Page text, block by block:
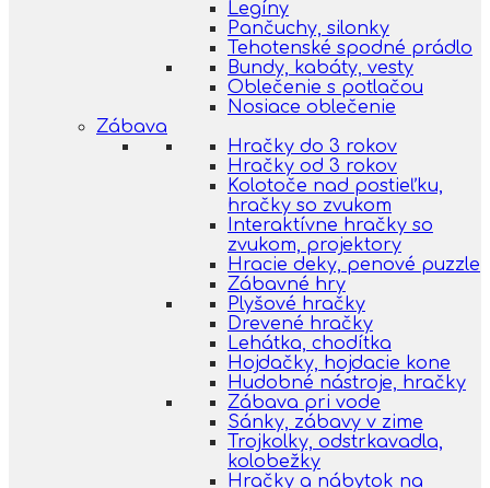
Legíny
Pančuchy, silonky
Tehotenské spodné prádlo
Bundy, kabáty, vesty
Oblečenie s potlačou
Nosiace oblečenie
Zábava
Hračky do 3 rokov
Hračky od 3 rokov
Kolotoče nad postieľku,
hračky so zvukom
Interaktívne hračky so
zvukom, projektory
Hracie deky, penové puzzle
Zábavné hry
Plyšové hračky
Drevené hračky
Lehátka, chodítka
Hojdačky, hojdacie kone
Hudobné nástroje, hračky
Zábava pri vode
Sánky, zábavy v zime
Trojkolky, odstrkavadla,
kolobežky
Hračky a nábytok na